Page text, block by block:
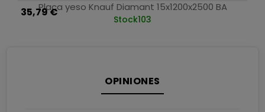
Placa yeso Knauf Diamant 15x1200x2500 BA
35,79 €
Stock103
OPINIONES